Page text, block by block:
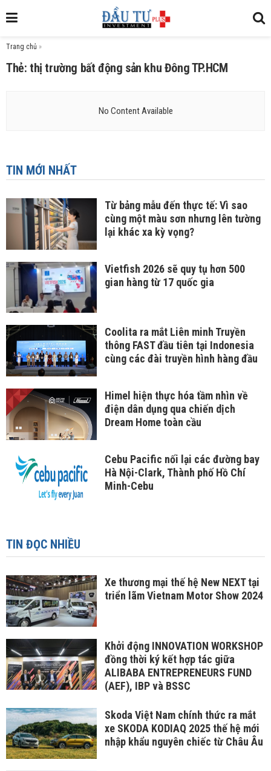
Trang chủ »
Thẻ: thị trường bất động sản khu Đông TP.HCM
No Content Available
TIN MỚI NHẤT
Từ bảng mẫu đến thực tế: Vì sao
cùng một màu sơn nhưng lên tường
lại khác xa kỳ vọng?
Vietfish 2026 sẽ quy tụ hơn 500
gian hàng từ 17 quốc gia
Coolita ra mắt Liên minh Truyền
thông FAST đầu tiên tại Indonesia
cùng các đài truyền hình hàng đầu
Himel hiện thực hóa tầm nhìn về
điện dân dụng qua chiến dịch
Dream Home toàn cầu
Cebu Pacific nối lại các đường bay
Hà Nội-Clark, Thành phố Hồ Chí
Minh-Cebu
TIN ĐỌC NHIỀU
Xe thương mại thế hệ New NEXT tại
triển lãm Vietnam Motor Show 2024
Khởi động INNOVATION WORKSHOP
đồng thời ký kết hợp tác giữa
ALIBABA ENTREPRENEURS FUND
(AEF), IBP và BSSC
Skoda Việt Nam chính thức ra mắt
xe SKODA KODIAQ 2025 thế hệ mới
nhập khẩu nguyên chiếc từ Châu Âu